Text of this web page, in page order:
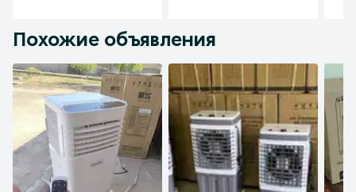
Похожие объявления